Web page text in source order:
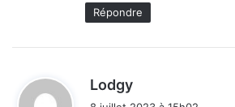
Répondre
Lodgy
i